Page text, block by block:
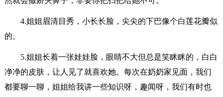
4.姐姐眉清目秀，小长长脸，尖尖的下巴像个白莲花瓣似
的。
5.姐姐长着一张娃娃脸，眼睛不大但总是笑眯眯的，白白
净净的皮肤，让人见了就喜欢她。每次在奶奶家见面，我们
都要聊一聊，姐姐给我讲一些知识呀，趣闻呀，我们有时也